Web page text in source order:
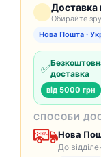
Доставка
Обирайте
Нова Пошта ·
✅доставка
від 5000 грн
СПОСОБИ
Нова
До